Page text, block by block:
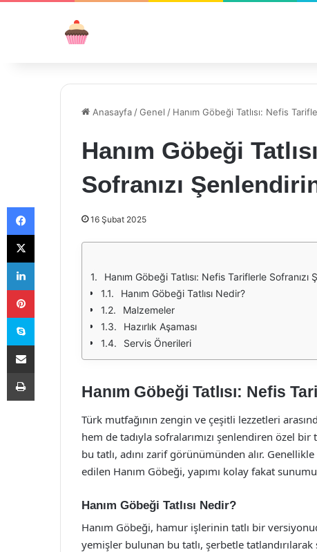
Anasayfa /Genel / Hanım Göbeği Tatlısı: Nefis
Hanım Göbeği
Sofranızı
16 Şubat 2025
Hanım Göbeği Tatlısı: Nefis Tariflerle Sofranızı
Hanım Göbeği Tatlısı Nedir?
Malzemeler
Hazırlık Aşaması
Servis Önerileri
Hanım Göbeği Tatlısı: Nefis
Türk mutfağının zengin ve çeşitli lezzetleri
hem de tadıyla sofralarımızı şenlendiren özel
bu tatlı, adını zarif görünümünden alır.
edilen Hanım Göbeği, yapımı kolay fakat
Hanım Göbeği Tatlısı Nedir?
Hanım Göbeği, hamur işlerinin tatlı bir
yemişler bulunan bu tatlı, şerbetle
Facebook
X
LinkedIn
Pinterest
Skype
E-Posta ile paylaş